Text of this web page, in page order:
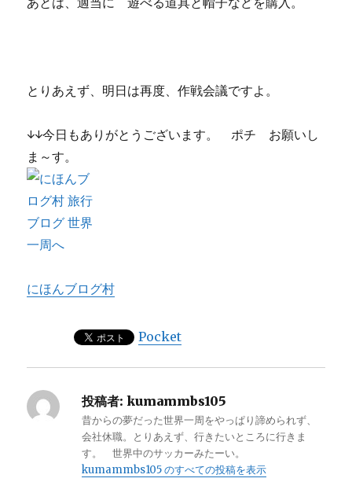
とりあえず、明日は再度、作戦会議ですよ。
↓↓今日もありがとうございます。 ポチ お願いし
ま～す。
にほんブログ村
Pocket
投稿者: kumammbs105
昔からの夢だった世界一周をやっぱり諦められず、
会社休職。とりあえず、行きたいところに行きま
す。 世界中のサッカーみたーい。
kumammbs105 のすべての投稿を表示